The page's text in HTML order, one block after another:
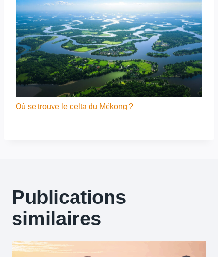
Où se trouve le delta du Mékong ?
Publications
similaires